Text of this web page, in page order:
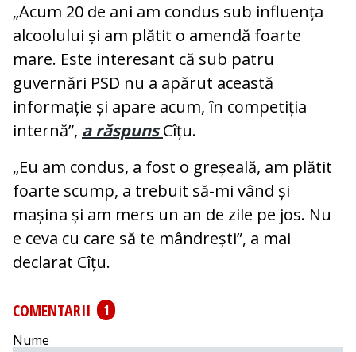
„Acum 20 de ani am condus sub influența
alcoolului și am plătit o amendă foarte
mare. Este interesant că sub patru
guvernări PSD nu a apărut această
informație și apare acum, în competiția
internă”, a răspunsCîțu.
„Eu am condus, a fost o greșeală, am plătit
foarte scump, a trebuit să-mi vând și
mașina și am mers un an de zile pe jos. Nu
e ceva cu care să te mândrești”, a mai
declarat Cîțu.
COMENTARII
1
Nume